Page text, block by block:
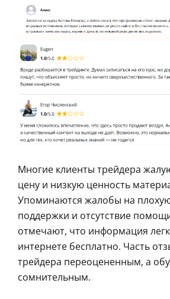
Многие клиенты трейдера
цену и низкую ценность
Упоминаются жалобы на
поддержки и отсутствие
отмечают, что информация
интернете бесплатно. Часть
трейдера переоцененным, а
сомнительным.